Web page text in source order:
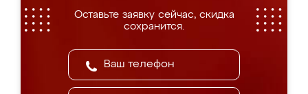
Оставьте заявку сейчас, скидка
сохранится.